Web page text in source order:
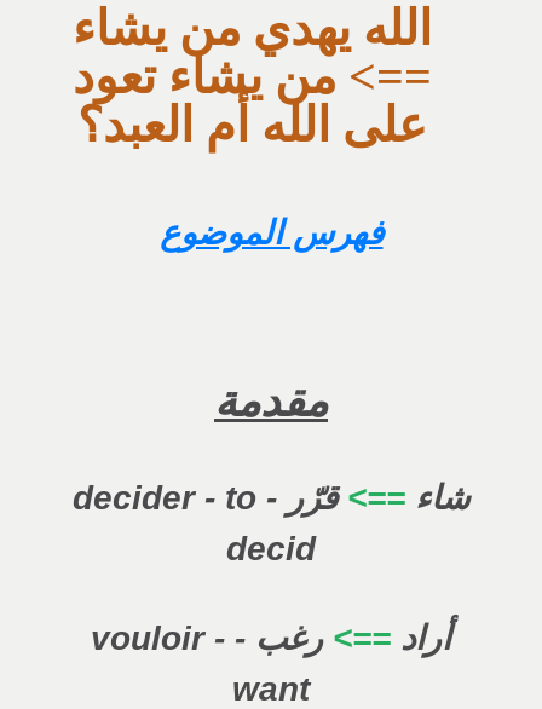
الله يهدي من يشاء
==> من يشاء تعود
على الله أم العبد؟
فهرس الموضوع
مقدمة
شاء==>
قرّر - decider - to
decid
أراد==>رغب
- vouloir -
want